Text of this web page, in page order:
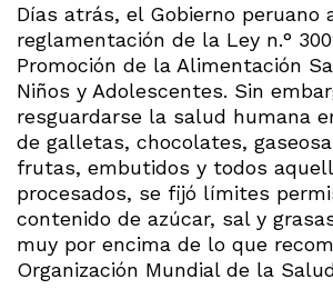
Días atrás, el Gobierno peruano
reglamentación de la Ley n.°
Promoción de la Alimentación
Niños y Adolescentes. Sin
resguardarse la salud humana
de galletas, chocolates,
frutas, embutidos y todos
procesados, se fijó límites
contenido de azúcar, sal y
muy por encima de lo que
Organización Mundial de la